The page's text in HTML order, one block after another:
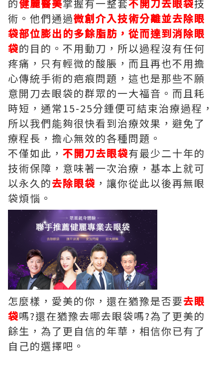
的健麗醫美掌握有一整套不開刀去眼袋技
術。他們通過微創介入技術分離並去除眼
袋部位膨出的多餘脂肪，從而達到消除眼
袋的目的。不用動刀，所以過程沒有任何
疼痛，只有輕微的酸脹，而且再也不用擔
心傳統手術的疤痕問題，這也是那些不願
意開刀去眼袋的群眾的一大福音。而且耗
時短，通常15-25分鍾便可結束治療過程，
所以我們能夠很快看到治療效果，避免了
療程長，擔心無效的各種問題。
不僅如此， 不開刀去眼袋有最少二十年的
技術保障，意味著一次治療，基本上就可
以永久的去除眼袋 ，讓你從此以後再無眼
袋煩惱。
怎麼樣，愛美的你，還在猶豫是否要去眼
袋嗎?還在猶豫去哪去眼袋嗎?為了更美的
餘生，為了更自信的年華，相信你已有了
自己的選擇吧。